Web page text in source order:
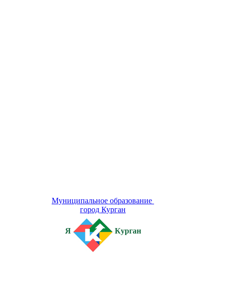
Муниципальное образование
город Курган
Я Курган